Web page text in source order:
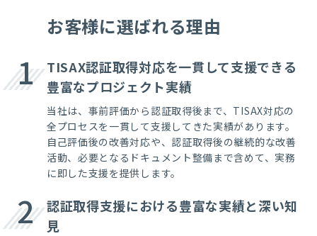
お客様に選ばれる理由
1
TISAX認証取得対応を一貫して支援できる
豊富なプロジェクト実績
当社は、事前評価から認証取得後まで、TISAX対応の
全プロセスを一貫して支援してきた実績があります。
自己評価後の改善対応や、認証取得後の継続的な改善
活動、必要となるドキュメント整備まで含めて、実務
に即した支援を提供します。
2
認証取得支援における豊富な実績と深い知
見